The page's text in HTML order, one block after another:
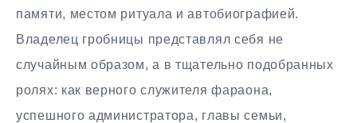
памяти, местом ритуала и автобиографией.
Владелец гробницы представлял себя не
случайным образом, а в тщательно подобранных
ролях: как верного служителя фараона,
успешного администратора, главы семьи,